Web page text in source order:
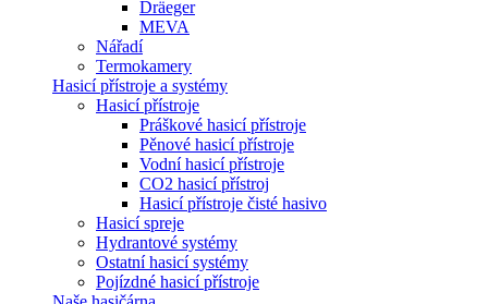
Dräeger
MEVA
Nářadí
Termokamery
Hasicí přístroje a systémy
Hasicí přístroje
Práškové hasicí přístroje
Pěnové hasicí přístroje
Vodní hasicí přístroje
CO2 hasicí přístroj
Hasicí přístroje čisté hasivo
Hasicí spreje
Hydrantové systémy
Ostatní hasicí systémy
Pojízdné hasicí přístroje